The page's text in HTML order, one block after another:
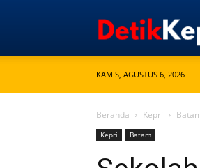
KAMIS, AGUSTUS 6, 2026
Beranda Kepri
Kepri Batam